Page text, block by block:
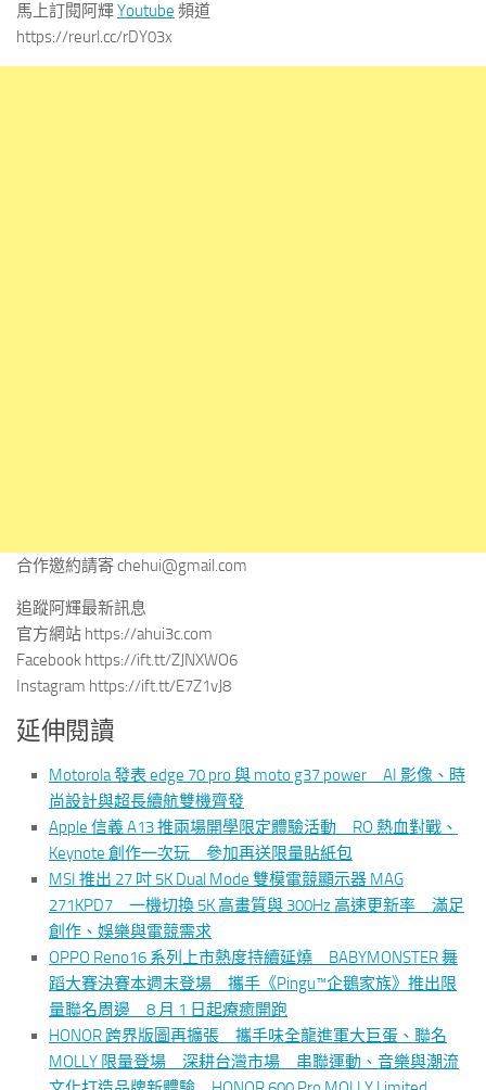
馬上訂閱阿輝Youtube 頻道
https://reurl.cc/rDY03x
合作邀約請寄chehui@gmail.com
追蹤阿輝最新訊息
官方網站 https://ahui3c.com
Facebook https://ift.tt/ZJNXWO6
Instagram https://ift.tt/E7Z1vJ8
延伸閱讀
Motorola 發表 edge 70 pro 與 moto g37 power AI 影像、時
尚設計與超長續航雙機齊發
Apple 信義 A13 推兩場開學限定體驗活動 RO 熱血對戰、
Keynote 創作一次玩 參加再送限量貼紙包
MSI 推出 27 吋 5K Dual Mode 雙模電競顯示器 MAG
271KPD7 一機切換 5K 高畫質與 300Hz 高速更新率 滿足
創作、娛樂與電競需求
OPPO Reno16 系列上市熱度持續延燒 BABYMONSTER 舞
蹈大賽決賽本週末登場 攜手《Pingu™企鵝家族》推出限
量聯名周邊 8 月 1 日起療癒開跑
HONOR 跨界版圖再擴張 攜手味全龍進軍大巨蛋、聯名
MOLLY 限量登場 深耕台灣市場 串聯運動、音樂與潮流